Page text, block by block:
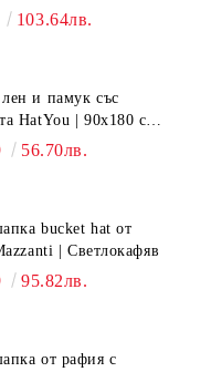
103.64лв.
и памук със
HatYou | 90x180 см |
56.70лв.
bucket hat от
| Светлокафяв
95.82лв.
от рафия с